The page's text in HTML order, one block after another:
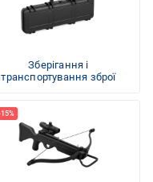
Зберігання і
транспортування зброї